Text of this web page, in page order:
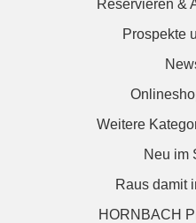
Reservieren &
Prospekte
Weitere
Neu im
Raus damit
HORNBACH